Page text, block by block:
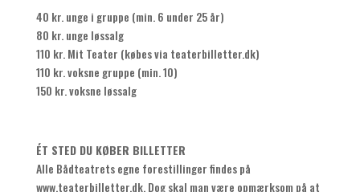
40 kr. unge i gruppe (min. 6 under 25 år)
80 kr. unge løssalg
110 kr. Mit Teater (købes via teaterbilletter.dk)
110 kr. voksne gruppe (min. 10)
150 kr. voksne løssalg
ÉT STED DU KØBER BILLETTER
Alle Bådteatrets egne forestillinger findes på
www.teaterbilletter.dk. Dog skal man være opmærksom på at